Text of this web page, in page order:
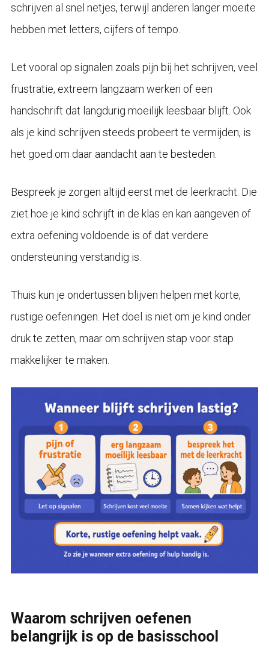
schrijven al snel netjes, terwijl anderen langer moeite
hebben met letters, cijfers of tempo.
Let vooral op signalen zoals pijn bij het schrijven, veel
frustratie, extreem langzaam werken of een
handschrift dat langdurig moeilijk leesbaar blijft. Ook
als je kind schrijven steeds probeert te vermijden, is
het goed om daar aandacht aan te besteden.
Bespreek je zorgen altijd eerst met de leerkracht. Die
ziet hoe je kind schrijft in de klas en kan aangeven of
extra oefening voldoende is of dat verdere
ondersteuning verstandig is.
Thuis kun je ondertussen blijven helpen met korte,
rustige oefeningen. Het doel is niet om je kind onder
druk te zetten, maar om schrijven stap voor stap
makkelijker te maken.
Waarom schrijven oefenen
belangrijk is op de basisschool